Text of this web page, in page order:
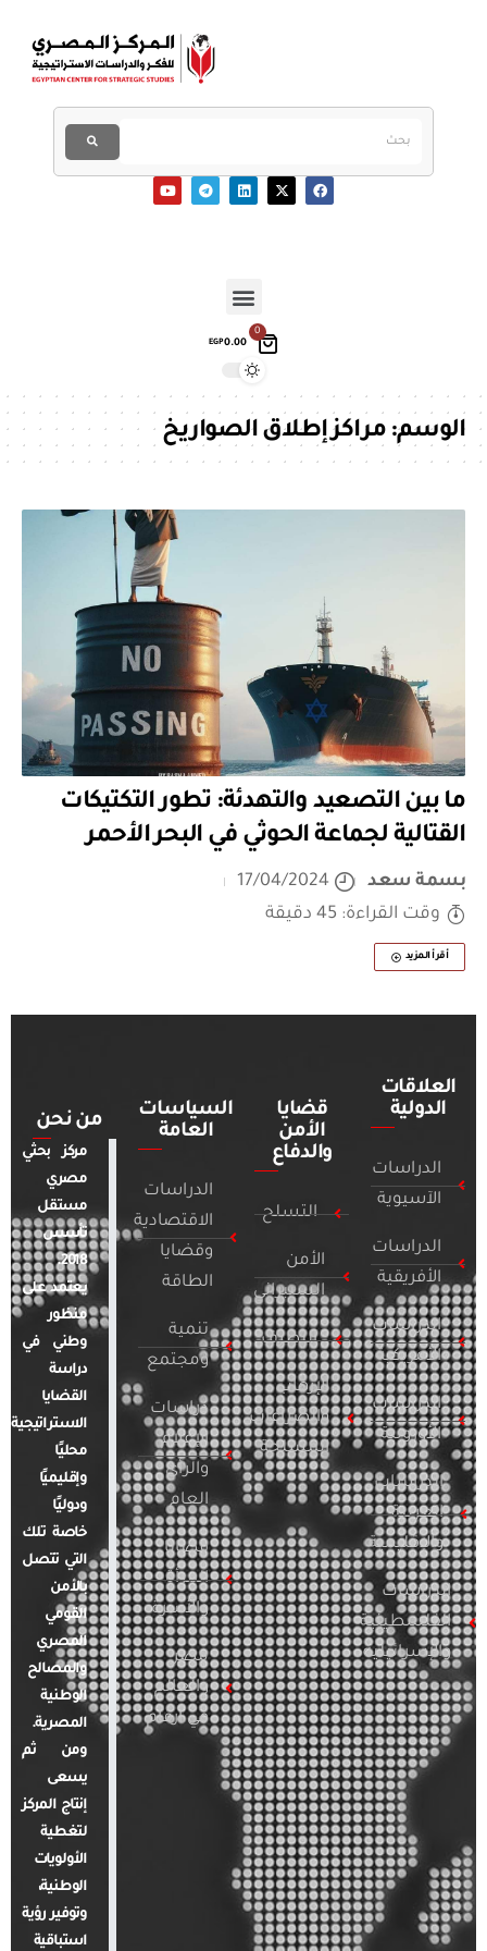
0
EGP0.00
الوسم:مراكز إطلاق الصواريخ
ما بين التصعيد والتهدئة: تطور التكتيكات
القتالية لجماعة الحوثي في البحر الأحمر
بسمة سعد
17/04/2024
وقت القراءة: 45 دقيقة
أقرأ المزيد
العلاقات
الدولية
الدراسات
الآسيوية
الدراسات
الأفريقية
الدراسات
الأمريكية
الدراسات
الأوروبية
الدراسات
العربية
والإقليمية
الدراسات
الفلسطينية
والإسرائيلية
قضايا
الأمن
والدفاع
التسلح
الأمن
السيبراني
التطرف
الإرهاب
والصراعات
المسلحة
السياسات
العامة
الدراسات
الاقتصادية
وقضايا
الطاقة
تنمية
ومجتمع
دراسات
الإعلام
والرأي
العام
قضايا
المرأة
والأسرة
مصر
والعالم
في أرقام
من نحن
مركز بحثي
مصري
مستقل
تأسس
2018.
يعتمد على
منظور
وطني في
دراسة
القضايا
الاستراتيجية
محليًا
وإقليميًا
ودوليًا
خاصة تلك
التي تتصل
بالأمن
القومي
المصري
والمصالح
الوطنية
المصرية.
ومن ثم
يسعى
إنتاج المركز
لتغطية
الأولويات
الوطنية،
وتوفير رؤية
استباقية